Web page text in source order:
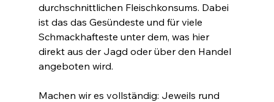
durchschnittlichen Fleischkonsums. Dabei
ist das das Gesündeste und für viele
Schmackhafteste unter dem, was hier
direkt aus der Jagd oder über den Handel
angeboten wird.
Machen wir es vollständig: Jeweils rund